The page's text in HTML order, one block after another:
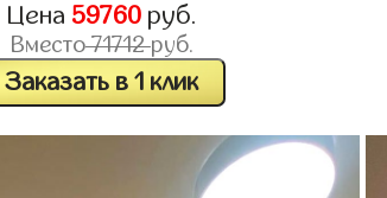
Цена 59760руб.
Вместо71712руб.
Заказать в 1 клик